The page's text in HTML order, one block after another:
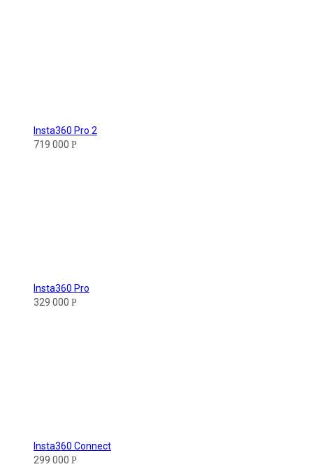
Insta360 Pro 2
719 000 Р
Insta360 Pro
329 000 Р
Insta360 Connect
299 000 Р